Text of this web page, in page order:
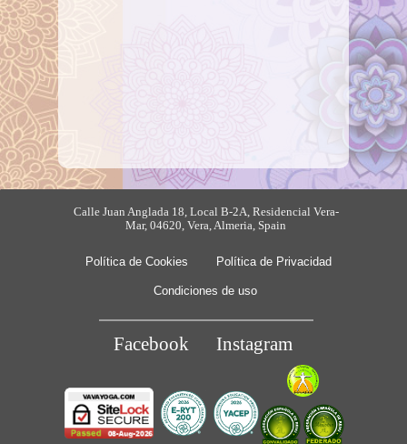
Calle Juan Anglada 18, Local B-2A, Residencial Vera-
Mar, 04620, Vera, Almeria, Spain
Política de Cookies Política de Privacidad
Condiciones de uso
Facebook Instagram